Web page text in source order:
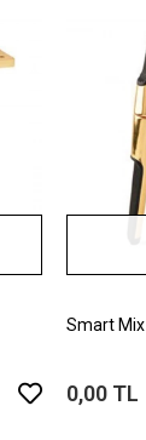
Smart Mix
0,00 TL